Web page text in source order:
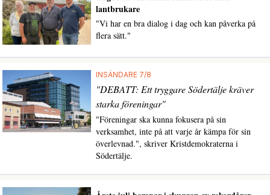
lantbrukare
"Vi har en bra dialog i dag och kan påverka på
flera sätt."
INSÄNDARE 7/8
"DEBATT: Ett tryggare Södertälje kräver
starka föreningar"
"Föreningar ska kunna fokusera på sin
verksamhet, inte på att varje år kämpa för sin
överlevnad.", skriver Kristdemokraterna i
Södertälje.